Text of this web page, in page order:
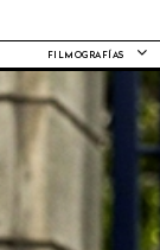
FILMOGRAFÍAS